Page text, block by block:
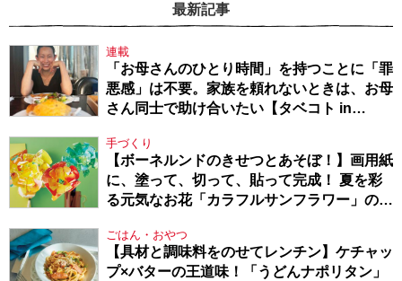
最新記事
連載
「お母さんのひとり時間」を持つことに「罪
悪感」は不要。家族を頼れないときは、お母
さん同士で助け合いたい【タベコト in
手づくり
【ボーネルンドのきせつとあそぼ！】画用紙
に、塗って、切って、貼って完成！ 夏を彩
る元気なお花「カラフルサンフラワー」の作
ごはん・おやつ
【具材と調味料をのせてレンチン】ケチャッ
プ×バターの王道味！「うどんナポリタン」